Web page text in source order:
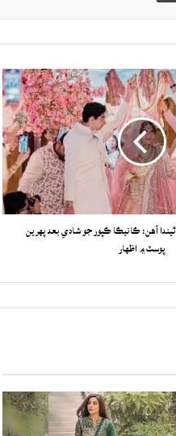
آهن: ڪانيڪا ڪپور جو شادي بعد پهرين
پوسٽ ۾ اظهار